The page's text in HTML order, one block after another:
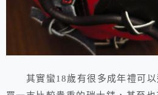
其實蠻18歲有很多成年禮可以